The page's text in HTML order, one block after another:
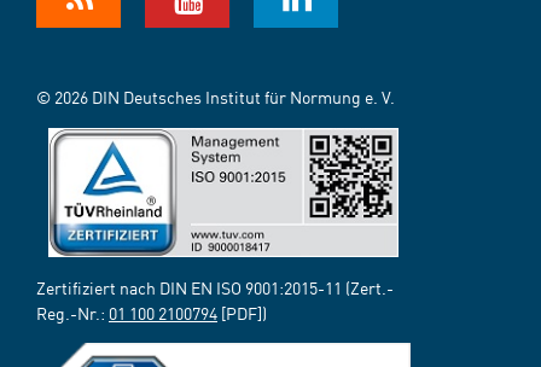
© 2026 DIN Deutsches Institut für Normung e. V.
Zertifiziert nach DIN EN ISO 9001:2015-11 (Zert.-
Reg.-Nr.: 01 100 2100794 [PDF])